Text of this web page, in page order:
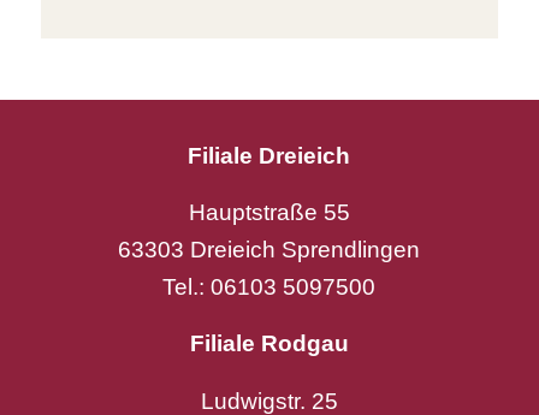
Filiale Dreieich
Hauptstraße 55
63303 Dreieich Sprendlingen
Tel.: 06103 5097500
Filiale Rodgau
Ludwigstr. 25